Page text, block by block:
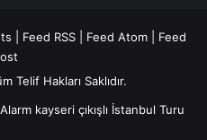
Feed RSS Feed Atom
Feed
Telif Hakları Saklıdır.
kayseri çıkışlı İstanbul Turu